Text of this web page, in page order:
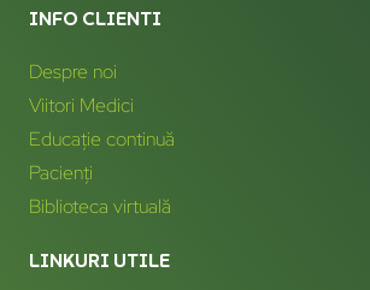
INFO CLIENTI
Despre noi
Viitori Medici
Educație continuă
Pacienți
Biblioteca virtuală
LINKURI UTILE